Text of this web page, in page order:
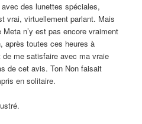
des lunettes spéciales,
vrai, virtuellement parlant. Mais
Meta n’y est pas encore vraiment
après toutes ces heures à
de me satisfaire avec ma vraie
de cet avis. Ton Non faisait
en solitaire.